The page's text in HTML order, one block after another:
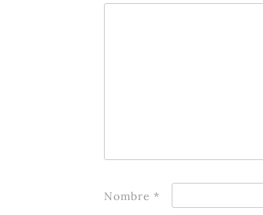
Nombre*